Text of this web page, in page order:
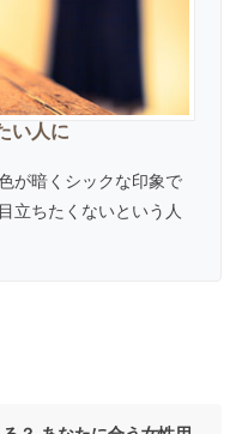
い人に
が暗くシックな印象で
立ちたくないという人